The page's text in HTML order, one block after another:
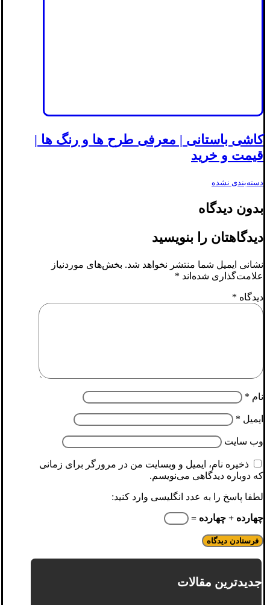
کاشی باستانی | معرفی طرح ها و رنگ ها |
قیمت و خرید
دسته‌بندی نشده
بدون دیدگاه
دیدگاهتان را بنویسید
نشانی ایمیل شما منتشر نخواهد شد. بخش‌های موردنیاز
علامت‌گذاری شده‌اند *
دیدگاه *
نام *
ایمیل *
وب‌ سایت
ذخیره نام، ایمیل و وبسایت من در مرورگر برای زمانی
که دوباره دیدگاهی می‌نویسم.
لطفا پاسخ را به عدد انگلیسی وارد کنید:
چهارده + چهارده =
جدیدترین مقالات